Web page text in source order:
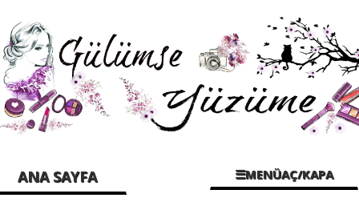
ANA SAYFA ☰MENÜAÇ/KAPA